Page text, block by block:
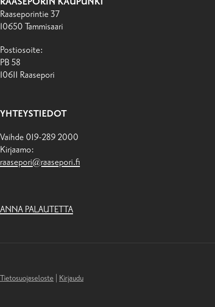
Raaseporintie 37
10650 Tammisaari
Postiosoite:
PB 58
10611 Raasepori
YHTEYSTIEDOT
Vaihde 019-289 2000
Kirjaamo:
raasepori@raasepori.fi
ANNA PALAUTETTA
Tietosuojaseloste Kirjaudu